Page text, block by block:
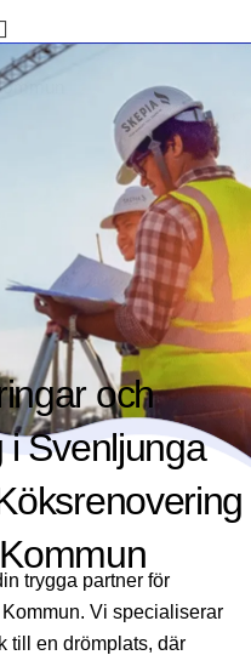
och
i Svenljunga
trygga partner för
Vi specialiserar
till en drömplats, där